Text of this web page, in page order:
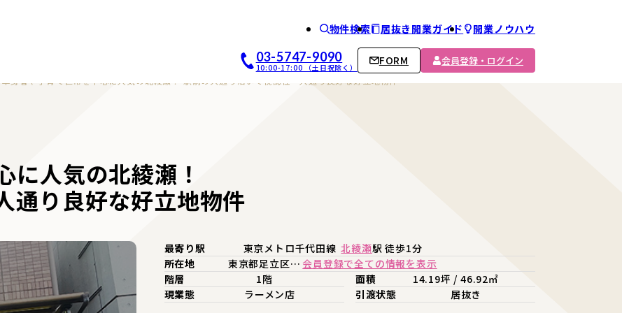
開業｜居抜き店舗ABCホーム
物件検索 居抜き開業ガイド 開業ノウハウ
03-5747-9090
10:00-17:00 （土日祝除く）
FORM 会員登録・ログイン
身者や子育て世帯を中心に人気の北綾瀬！ 駅前の大通り沿いで視認性・人通り良好な好立地物件
に人気の北綾瀬！
通り良好な好立地物件
最寄り駅 東京メトロ千代田線 北綾瀬駅 徒歩1分
所在地
東京都足立区… 会員登録で全ての情報を表示
階層
1階 面積
14.19坪 / 46.92㎡
現業態
ラーメン店 引渡状態 居抜き